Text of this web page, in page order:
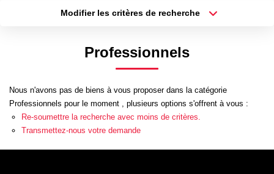
NOS SERVICES
Estimation
Biens Vendus
Gestion
Expertise Immobilière
Modifier les critères de recherche
Budget max Plus de critères
Professionnels
Nous n'avons pas de biens à vous proposer dans la catégorie
Professionnels pour le moment , plusieurs options s'offrent à vous :
Re-soumettre la recherche avec moins de critères.
Transmettez-nous votre demande